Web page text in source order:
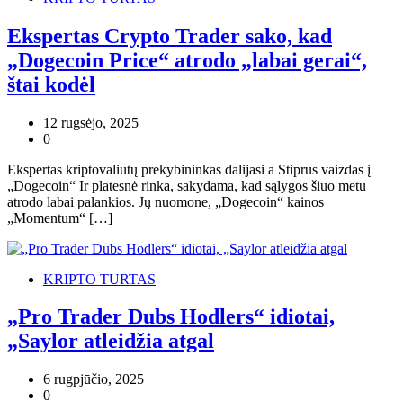
Ekspertas Crypto Trader sako, kad
„Dogecoin Price“ atrodo „labai gerai“,
štai kodėl
12 rugsėjo, 2025
0
Ekspertas kriptovaliutų prekybininkas dalijasi a Stiprus vaizdas į
„Dogecoin“ Ir platesnė rinka, sakydama, kad sąlygos šiuo metu
atrodo labai palankios. Jų nuomone, „Dogecoin“ kainos
„Momentum“ […]
KRIPTO TURTAS
„Pro Trader Dubs Hodlers“ idiotai,
„Saylor atleidžia atgal
6 rugpjūčio, 2025
0